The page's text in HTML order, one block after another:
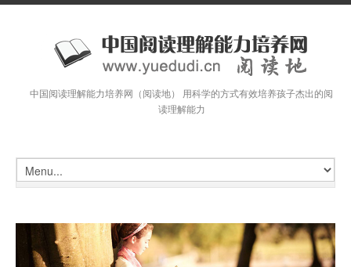
中国阅读理解能力培养网（阅读地） 用科学的方式有效培养孩子杰出的阅
读理解能力